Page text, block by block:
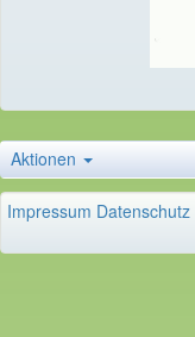
Aktionen
Impressum Datenschutz